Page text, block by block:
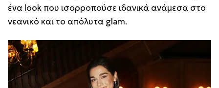
ένα look που ισορροπούσε ιδανικά ανάμεσα στο
νεανικό και το απόλυτα glam.